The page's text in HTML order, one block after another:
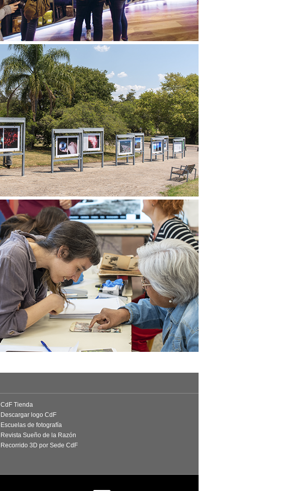
CdF Tienda
Descargar logo CdF
Escuelas de fotografía
Revista Sueño de la Razón
Recorrido 3D por Sede CdF